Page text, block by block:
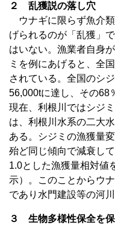
２ 乱獲説の落し穴
ウナギに限らず魚介
げられるのが「乱獲」
はいない。漁業者自身
ミを例にあげると、全
されている。全国のシ
56,000tに達し、その68
現在、利根川ではシジ
は、利根川水系の二大
ある。シジミの漁獲量
殆ど同じ傾向で減衰し
1.0とした漁獲量相対値
示）。このことからウ
であり水門建設等の河
３ 生物多様性保全を